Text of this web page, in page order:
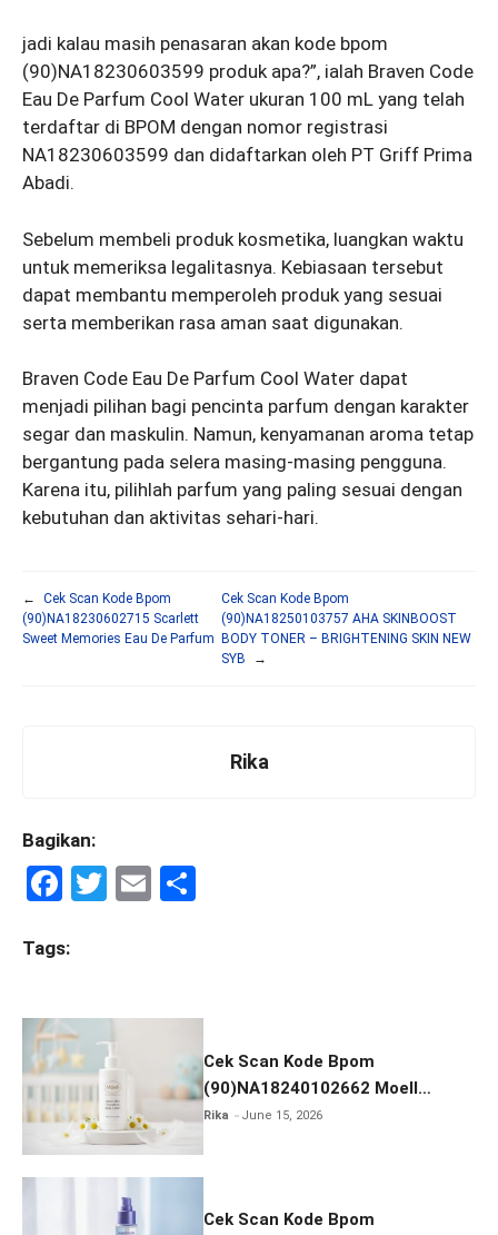
jadi kalau masih penasaran akan kode bpom
(90)NA18230603599 produk apa?”, ialah Braven Code
Eau De Parfum Cool Water ukuran 100 mL yang telah
terdaftar di BPOM dengan nomor registrasi
NA18230603599 dan didaftarkan oleh PT Griff Prima
Abadi.
Sebelum membeli produk kosmetika, luangkan waktu
untuk memeriksa legalitasnya. Kebiasaan tersebut
dapat membantu memperoleh produk yang sesuai
serta memberikan rasa aman saat digunakan.
Braven Code Eau De Parfum Cool Water dapat
menjadi pilihan bagi pencinta parfum dengan karakter
segar dan maskulin. Namun, kenyamanan aroma tetap
bergantung pada selera masing-masing pengguna.
Karena itu, pilihlah parfum yang paling sesuai dengan
kebutuhan dan aktivitas sehari-hari.
←
Cek Scan Kode Bpom
(90)NA18230602715 Scarlett
Sweet Memories Eau De Parfum
Cek Scan Kode Bpom
(90)NA18250103757 AHA SKINBOOST
BODY TONER – BRIGHTENING SKIN NEW
SYB
→
Rika
Bagikan:
F
ce
o
o
k
T
E
Tags:
Cek Scan Kode Bpom
(90)NA18240102662 Moell
Healthy Baby Care Moist Skin
Rika June 15, 2026
Cek Scan Kode Bpom